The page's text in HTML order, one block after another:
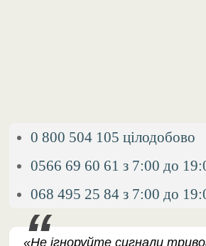
0 800 504 105 цілодобово
0566 69 60 61 з 7:00 до
068 495 25 84 з 7:00 до
«Не ігноруйте сигнали